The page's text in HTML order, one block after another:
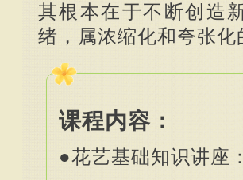
其根本在于不断创造
绪，属浓缩化和夸张化
课程内容：
●花艺基础知识讲座